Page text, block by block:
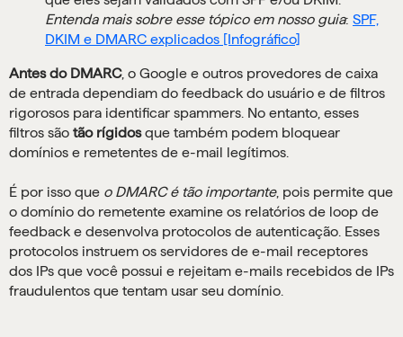
Entenda mais sobre esse tópico em nosso guia: SPF,
DKIM e DMARC explicados [Infográfico]
Antes do DMARC, o Google e outros provedores de caixa
de entrada dependiam do feedback do usuário e de filtros
rigorosos para identificar spammers. No entanto, esses
filtros são tão rígidosque também podem bloquear
domínios e remetentes de e-mail legítimos.
É por isso que o DMARC é tão importante, pois permite que
o domínio do remetente examine os relatórios de loop de
feedback e desenvolva protocolos de autenticação. Esses
protocolos instruem os servidores de e-mail receptores
dos IPs que você possui e rejeitam e-mails recebidos de IPs
fraudulentos que tentam usar seu domínio.